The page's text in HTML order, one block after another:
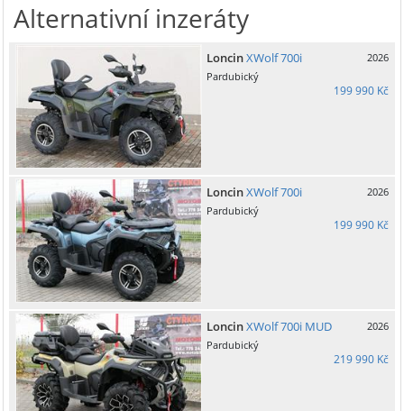
Alternativní inzeráty
LoncinXWolf 700i
2026
Pardubický
199 990 Kč
LoncinXWolf 700i
2026
Pardubický
199 990 Kč
LoncinXWolf 700i MUD
2026
Pardubický
219 990 Kč